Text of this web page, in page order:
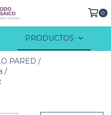
0
PRODUCTOS
PARED /
/